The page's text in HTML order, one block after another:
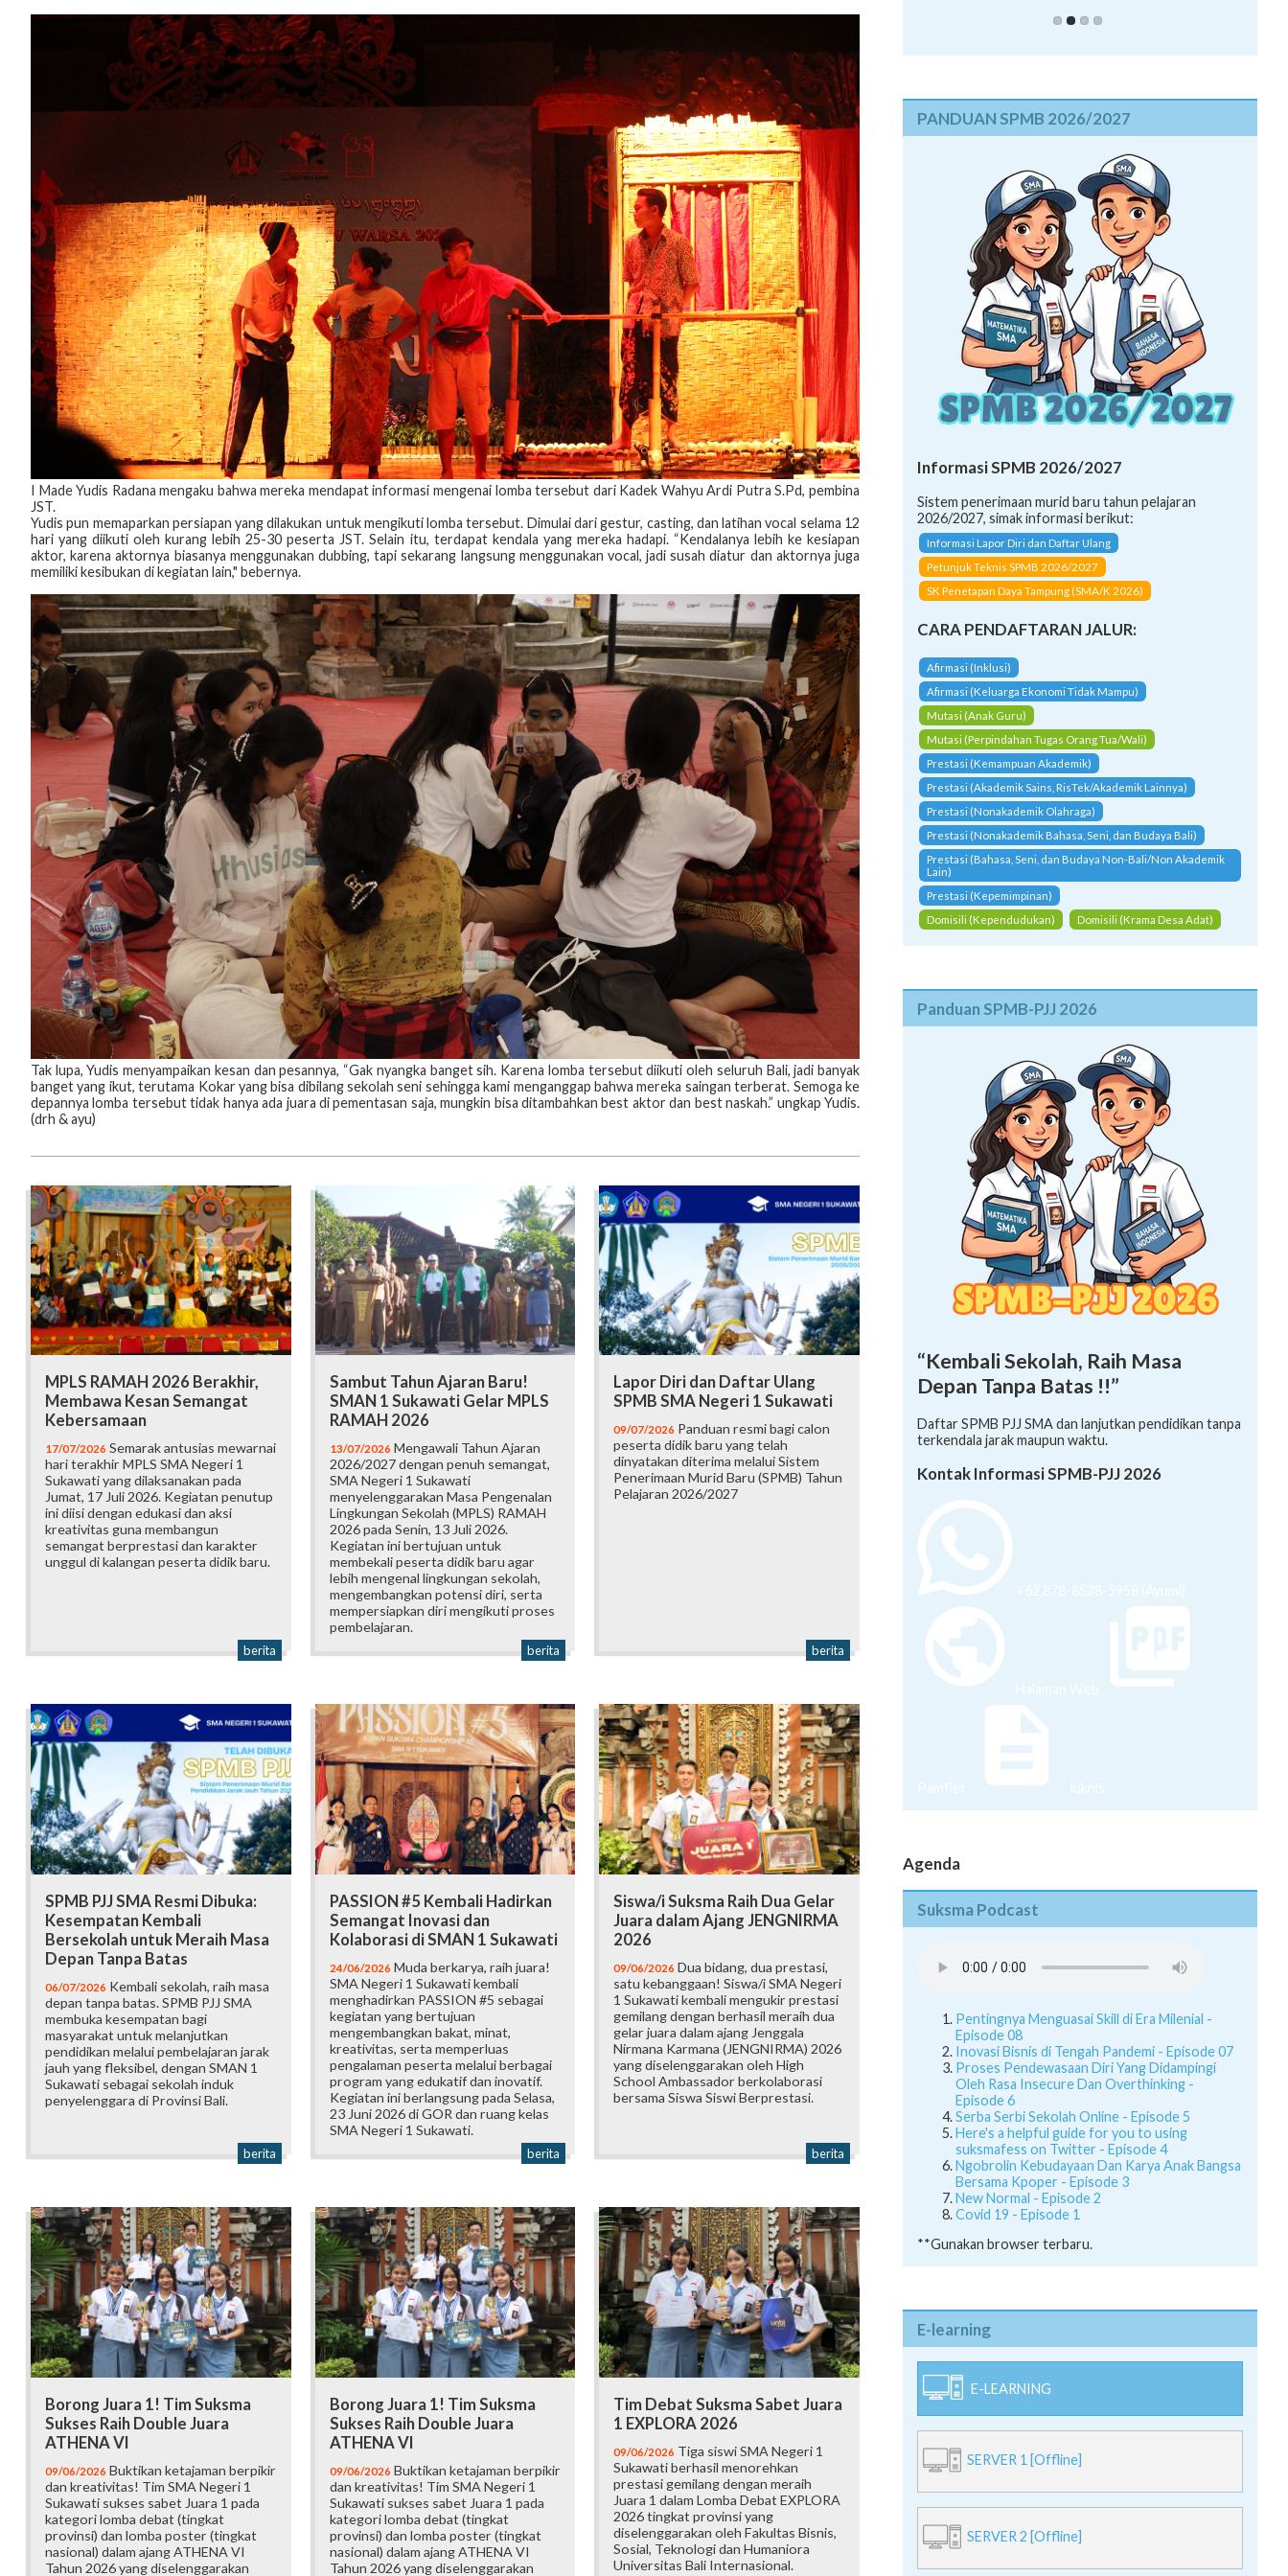
I Made Yudis Radana mengaku bahwa mereka mendapat informasi mengenai lomba tersebut dari Kadek Wahyu Ardi Putra S.Pd, pembina
JST.
Yudis pun memaparkan persiapan yang dilakukan untuk mengikuti lomba tersebut. Dimulai dari gestur, casting, dan latihan vocal selama 12
hari yang diikuti oleh kurang lebih 25-30 peserta JST. Selain itu, terdapat kendala yang mereka hadapi. “Kendalanya lebih ke kesiapan
aktor, karena aktornya biasanya menggunakan dubbing, tapi sekarang langsung menggunakan vocal, jadi susah diatur dan aktornya juga
memiliki kesibukan di kegiatan lain," bebernya.
Tak lupa, Yudis menyampaikan kesan dan pesannya, “Gak nyangka banget sih. Karena lomba tersebut diikuti oleh seluruh Bali, jadi banyak
banget yang ikut, terutama Kokar yang bisa dibilang sekolah seni sehingga kami menganggap bahwa mereka saingan terberat. Semoga ke
depannya lomba tersebut tidak hanya ada juara di pementasan saja, mungkin bisa ditambahkan best aktor dan best naskah.” ungkap Yudis.
(drh & ayu)
MPLS RAMAH 2026 Berakhir,
Membawa Kesan Semangat
Kebersamaan
17/07/2026 Semarak antusias mewarnai
hari terakhir MPLS SMA Negeri 1
Sukawati yang dilaksanakan pada
Jumat, 17 Juli 2026. Kegiatan penutup
ini diisi dengan edukasi dan aksi
kreativitas guna membangun
semangat berprestasi dan karakter
unggul di kalangan peserta didik baru.
berita
Sambut Tahun Ajaran Baru!
SMAN 1 Sukawati Gelar MPLS
RAMAH 2026
13/07/2026 Mengawali Tahun Ajaran
2026/2027 dengan penuh semangat,
SMA Negeri 1 Sukawati
menyelenggarakan Masa Pengenalan
Lingkungan Sekolah (MPLS) RAMAH
2026 pada Senin, 13 Juli 2026.
Kegiatan ini bertujuan untuk
membekali peserta didik baru agar
lebih mengenal lingkungan sekolah,
mengembangkan potensi diri, serta
mempersiapkan diri mengikuti proses
pembelajaran.
berita
Lapor Diri dan Daftar Ulang
SPMB SMA Negeri 1 Sukawati
09/07/2026 Panduan resmi bagi calon
peserta didik baru yang telah
dinyatakan diterima melalui Sistem
Penerimaan Murid Baru (SPMB) Tahun
Pelajaran 2026/2027
berita
SPMB PJJ SMA Resmi Dibuka:
Kesempatan Kembali
Bersekolah untuk Meraih Masa
Depan Tanpa Batas
06/07/2026 Kembali sekolah, raih masa
depan tanpa batas. SPMB PJJ SMA
membuka kesempatan bagi
masyarakat untuk melanjutkan
pendidikan melalui pembelajaran jarak
jauh yang fleksibel, dengan SMAN 1
Sukawati sebagai sekolah induk
penyelenggara di Provinsi Bali.
berita
PASSION #5 Kembali Hadirkan
Semangat Inovasi dan
Kolaborasi di SMAN 1 Sukawati
24/06/2026 Muda berkarya, raih juara!
SMA Negeri 1 Sukawati kembali
menghadirkan PASSION #5 sebagai
kegiatan yang bertujuan
mengembangkan bakat, minat,
kreativitas, serta memperluas
pengalaman peserta melalui berbagai
program yang edukatif dan inovatif.
Kegiatan ini berlangsung pada Selasa,
23 Juni 2026 di GOR dan ruang kelas
SMA Negeri 1 Sukawati.
berita
Siswa/i Suksma Raih Dua Gelar
Juara dalam Ajang JENGNIRMA
2026
09/06/2026 Dua bidang, dua prestasi,
satu kebanggaan! Siswa/i SMA Negeri
1 Sukawati kembali mengukir prestasi
gemilang dengan berhasil meraih dua
gelar juara dalam ajang Jenggala
Nirmana Karmana (JENGNIRMA) 2026
yang diselenggarakan oleh High
School Ambassador berkolaborasi
bersama Siswa Siswi Berprestasi.
berita
Borong Juara 1! Tim Suksma
Sukses Raih Double Juara
ATHENA VI
09/06/2026 Buktikan ketajaman berpikir
dan kreativitas! Tim SMA Negeri 1
Sukawati sukses sabet Juara 1 pada
kategori lomba debat (tingkat
provinsi) dan lomba poster (tingkat
nasional) dalam ajang ATHENA VI
Tahun 2026 yang diselenggarakan
Borong Juara 1! Tim Suksma
Sukses Raih Double Juara
ATHENA VI
09/06/2026 Buktikan ketajaman berpikir
dan kreativitas! Tim SMA Negeri 1
Sukawati sukses sabet Juara 1 pada
kategori lomba debat (tingkat
provinsi) dan lomba poster (tingkat
nasional) dalam ajang ATHENA VI
Tahun 2026 yang diselenggarakan
Tim Debat Suksma Sabet Juara
1 EXPLORA 2026
09/06/2026 Tiga siswi SMA Negeri 1
Sukawati berhasil menorehkan
prestasi gemilang dengan meraih
Juara 1 dalam Lomba Debat EXPLORA
2026 tingkat provinsi yang
diselenggarakan oleh Fakultas Bisnis,
Sosial, Teknologi dan Humaniora
Universitas Bali Internasional.
PANDUAN SPMB 2026/2027
Informasi SPMB 2026/2027
Sistem penerimaan murid baru tahun pelajaran
2026/2027, simak informasi berikut:
Informasi Lapor Diri dan Daftar Ulang
Petunjuk Teknis SPMB 2026/2027
SK Penetapan Daya Tampung (SMA/K 2026)
CARA PENDAFTARAN JALUR:
Afirmasi (Inklusi)
Afirmasi (Keluarga Ekonomi Tidak Mampu)
Mutasi (Anak Guru)
Mutasi (Perpindahan Tugas Orang Tua/Wali)
Prestasi (Kemampuan Akademik)
Prestasi (Akademik Sains, RisTek/Akademik Lainnya)
Prestasi (Nonakademik Olahraga)
Prestasi (Nonakademik Bahasa, Seni, dan Budaya Bali)
Prestasi (Bahasa, Seni, dan Budaya Non-Bali/Non Akademik
Lain)
Prestasi (Kepemimpinan)
Domisili (Kependudukan)
Domisili (Krama Desa Adat)
Panduan SPMB-PJJ 2026
“Kembali Sekolah, Raih Masa
Depan Tanpa Batas !!”
Daftar SPMB PJJ SMA dan lanjutkan pendidikan tanpa
terkendala jarak maupun waktu.
Kontak Informasi SPMB-PJJ 2026
+62 878-8528-5958 (Ayumi)
Halaman Web
Pamflet Juknis
Agenda
Suksma Podcast
Pentingnya Menguasai Skill di Era Milenial -
Episode 08
Inovasi Bisnis di Tengah Pandemi - Episode 07
Proses Pendewasaan Diri Yang Didampingi
Oleh Rasa Insecure Dan Overthinking -
Episode 6
Serba Serbi Sekolah Online - Episode 5
Here's a helpful guide for you to using
suksmafess on Twitter - Episode 4
Ngobrolin Kebudayaan Dan Karya Anak Bangsa
Bersama Kpoper - Episode 3
New Normal - Episode 2
Covid 19 - Episode 1
**Gunakan browser terbaru.
E-learning
E-LEARNING
SERVER 1 [Offline]
SERVER 2 [Offline]